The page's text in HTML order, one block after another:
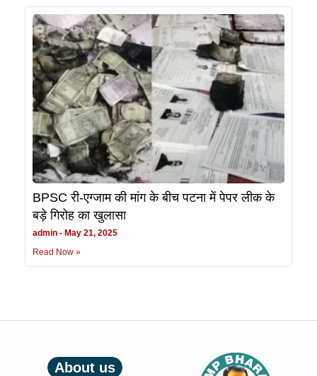
BPSC री-एग्जाम की मांग के बीच पटना में पेपर लीक के
बड़े गिरोह का खुलासा
admin
May 21, 2025
Read Now »
About us